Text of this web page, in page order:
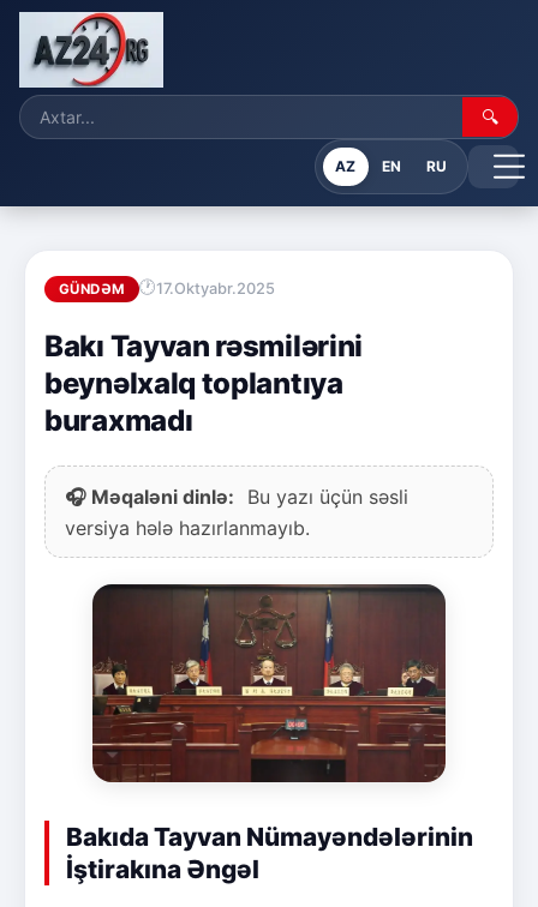
🔍
AZ EN RU
GÜNDƏM 17.Oktyabr.2025
Bakı Tayvan rəsmilərini
beynəlxalq toplantıya
buraxmadı
🎧 Məqaləni dinlə:
Bu yazı üçün səsli
versiya hələ hazırlanmayıb.
Bakıda Tayvan Nümayəndələrinin
İştirakına Əngəl